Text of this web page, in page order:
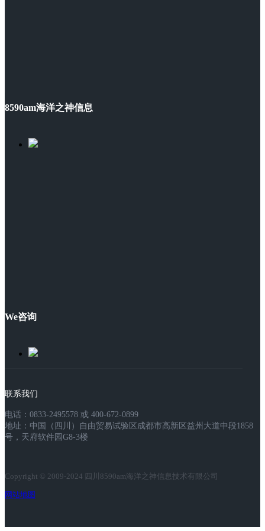
8590am海洋之神信息
We咨询
联系我们
电话：0833-2495578 或 400-672-0899
地址：中国（四川）自由贸易试验区成都市高新区益州大道中段1858
号，天府软件园G8-3楼
Copyright © 2009-2024 四川8590am海洋之神信息技术有限公司
网站地图